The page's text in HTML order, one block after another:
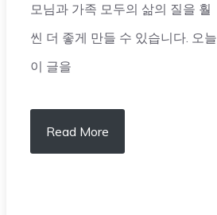
모님과 가족 모두의 삶의 질을 훨
씬 더 좋게 만들 수 있습니다. 오늘
이 글을
Read More